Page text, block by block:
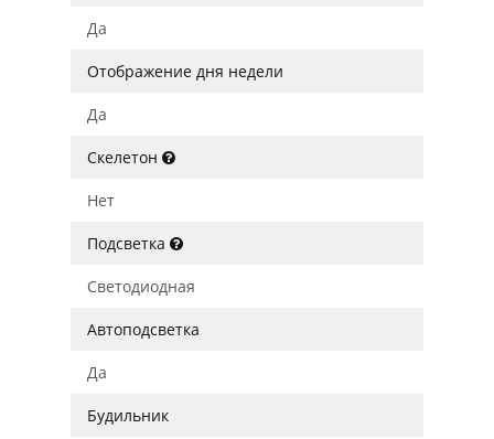
Да
Отображение дня недели
Да
Скелетон
Нет
Подсветка
Светодиодная
Автоподсветка
Да
Будильник